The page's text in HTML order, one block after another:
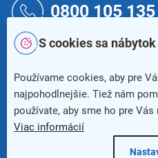
S cookies sa
Používame cookies, aby pre
najpohodlnejšie. Tiež nám
používate, aby sme ho pre
Viac informácií
0800 105 135
Newsletter